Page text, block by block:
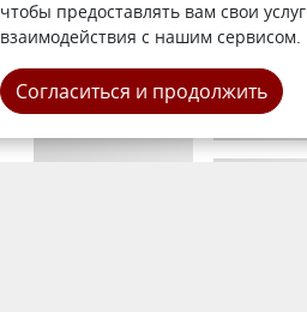
передает
Марат
Область
чтобы предоставлять вам свои
взаимодействия с нашим сервисом.
Согласиться и продолжить